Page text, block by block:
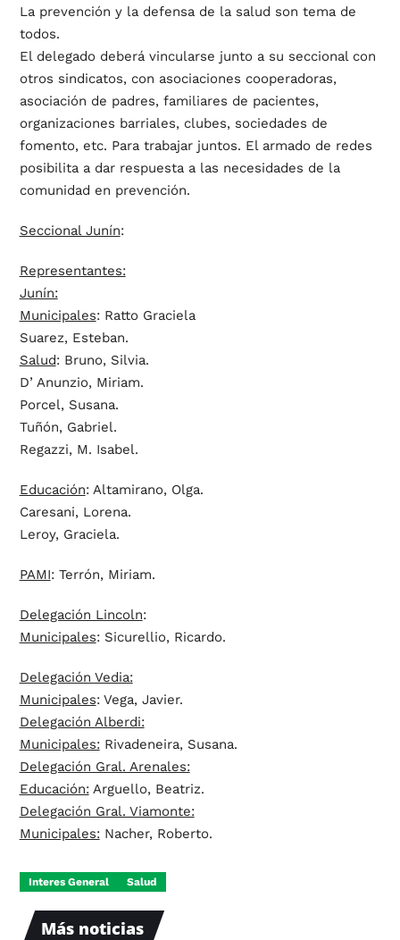
La prevención y la defensa de la salud son tema de
todos.
El delegado deberá vincularse junto a su seccional con
otros sindicatos, con asociaciones cooperadoras,
asociación de padres, familiares de pacientes,
organizaciones barriales, clubes, sociedades de
fomento, etc. Para trabajar juntos. El armado de redes
posibilita a dar respuesta a las necesidades de la
comunidad en prevención.
Seccional Junín:
Representantes:
Junín:
Municipales: Ratto Graciela
Suarez, Esteban.
Salud: Bruno, Silvia.
D’ Anunzio, Miriam.
Porcel, Susana.
Tuñón, Gabriel.
Regazzi, M. Isabel.
Educación: Altamirano, Olga.
Caresani, Lorena.
Leroy, Graciela.
PAMI: Terrón, Miriam.
Delegación Lincoln:
Municipales: Sicurellio, Ricardo.
Delegación Vedia:
Municipales: Vega, Javier.
Delegación Alberdi:
Municipales: Rivadeneira, Susana.
Delegación Gral. Arenales:
Educación: Arguello, Beatriz.
Delegación Gral. Viamonte:
Municipales: Nacher, Roberto.
Interes General Salud
Más noticias